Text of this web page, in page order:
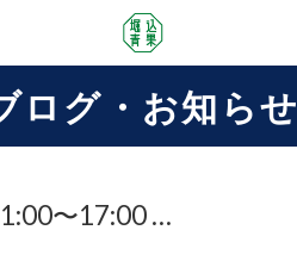
ログ・お知らせ
〜17:00 …